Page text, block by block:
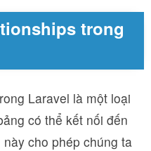
trong
Laravel là một loại
có thể kết nối đến
cho phép chúng ta